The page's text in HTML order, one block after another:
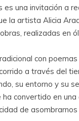
una invitación a
la artista Alicia
realizadas en
con
a través del
su entorno y su
ha convertido en
de